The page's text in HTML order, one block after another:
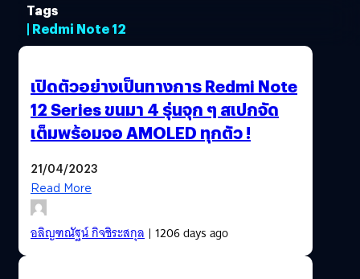
Tags
| Redmi Note 12
เปิดตัวอย่างเป็นทางการ Redmi Note
12 Series ขนมา 4 รุ่นจุก ๆ สเปกจัด
เต็มพร้อมจอ AMOLED ทุกตัว !
21/04/2023
Read More
อลิญฑณัฐน์ กิจชิระสกุล| 1206 days ago